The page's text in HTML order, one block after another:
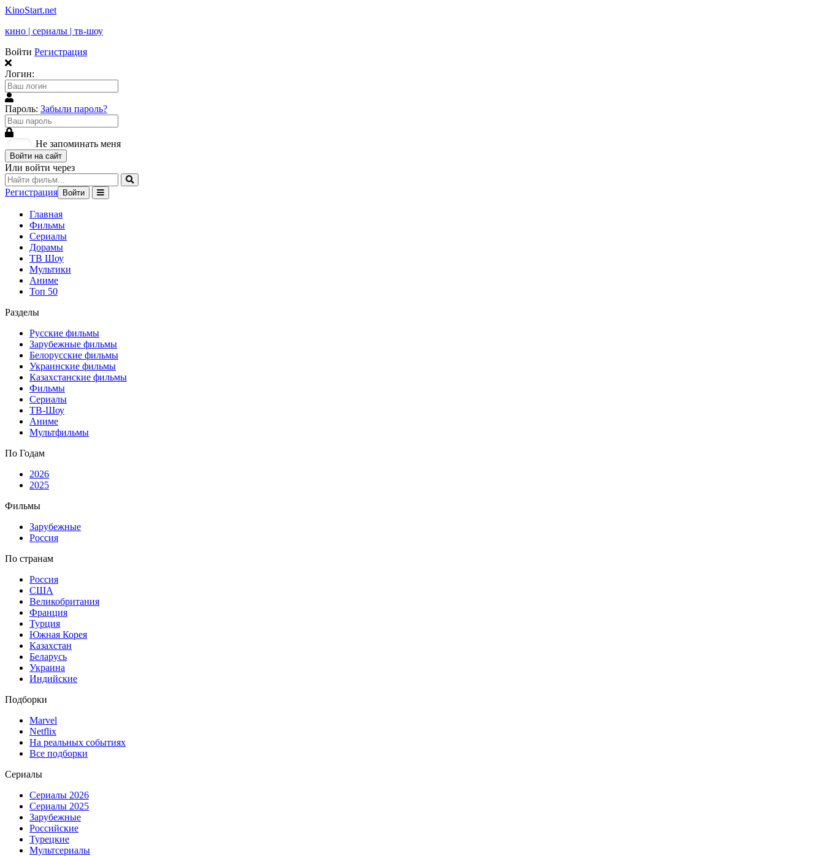
KinoStart.net
кино | сериалы | тв-шоу
Войти Регистрация
Логин:
Пароль: Забыли пароль?
Не запоминать меня
Войти на сайт
Или войти через
Регистрация Войти
Главная
Фильмы
Сериалы
Дорамы
ТВ Шоу
Мультики
Аниме
Топ 50
Разделы
Русские фильмы
Зарубежные фильмы
Белорусские фильмы
Украинские фильмы
Казахстанские фильмы
Фильмы
Сериалы
ТВ-Шоу
Аниме
Мультфильмы
По Годам
2026
2025
Фильмы
Зарубежные
Россия
По странам
Россия
США
Великобритания
Франция
Турция
Южная Корея
Казахстан
Беларусь
Украина
Индийские
Подборки
Marvel
Netflix
На реальных событиях
Все подборки
Сериалы
Сериалы 2026
Сериалы 2025
Зарубежные
Российские
Турецкие
Мультсериалы